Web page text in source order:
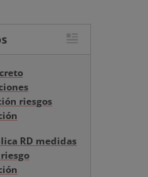
riesgos
RD medidas